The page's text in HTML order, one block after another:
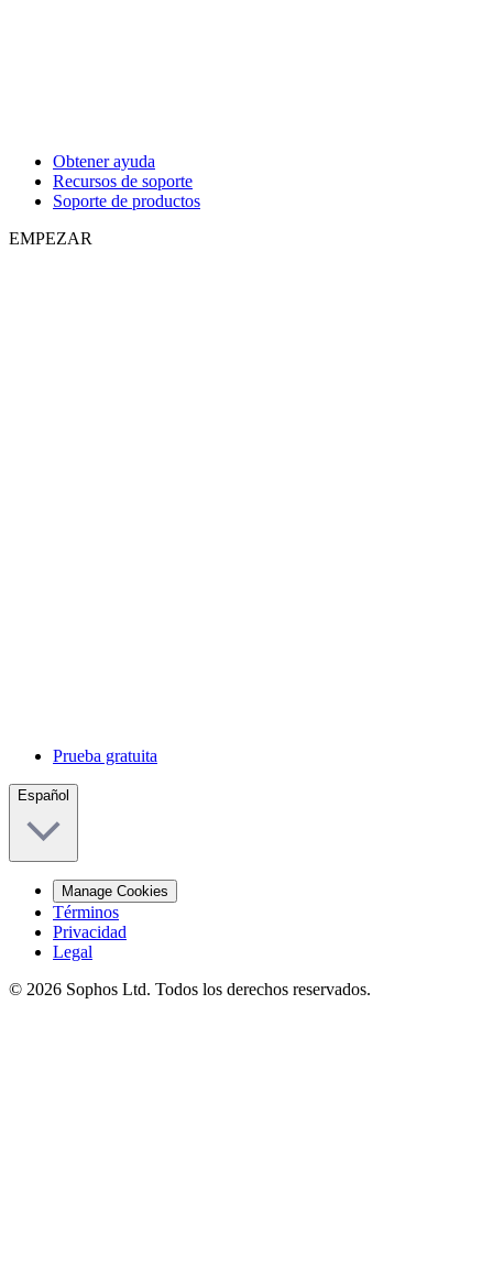
Obtener ayuda
Recursos de soporte
Soporte de productos
EMPEZAR
Prueba gratuita
Español
Manage Cookies
Términos
Privacidad
Legal
© 2026 Sophos Ltd. Todos los derechos reservados.